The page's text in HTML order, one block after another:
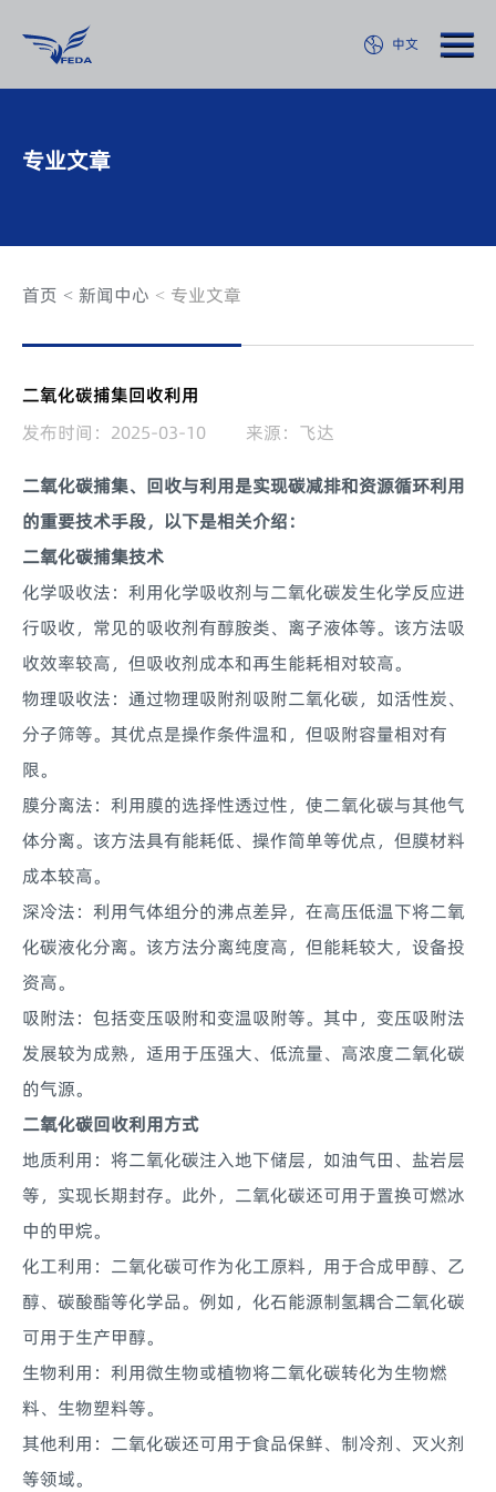
中文
专业文章
首页 新闻中心 专业文章
二氧化碳捕集回收利用
发布时间：2025-03-10
来源：飞达
二氧化碳捕集、回收与利用是实现碳减排和资源循环利用
的重要技术手段，以下是相关介绍：
二氧化碳捕集技术
化学吸收法：利用化学吸收剂与二氧化碳发生化学反应进
行吸收，常见的吸收剂有醇胺类、离子液体等。该方法吸
收效率较高，但吸收剂成本和再生能耗相对较高。
物理吸收法：通过物理吸附剂吸附二氧化碳，如活性炭、
分子筛等。其优点是操作条件温和，但吸附容量相对有
限。
膜分离法：利用膜的选择性透过性，使二氧化碳与其他气
体分离。该方法具有能耗低、操作简单等优点，但膜材料
成本较高。
深冷法：利用气体组分的沸点差异，在高压低温下将二氧
化碳液化分离。该方法分离纯度高，但能耗较大，设备投
资高。
吸附法：包括变压吸附和变温吸附等。其中，变压吸附法
发展较为成熟，适用于压强大、低流量、高浓度二氧化碳
的气源。
二氧化碳回收利用方式
地质利用：将二氧化碳注入地下储层，如油气田、盐岩层
等，实现长期封存。此外，二氧化碳还可用于置换可燃冰
中的甲烷。
化工利用：二氧化碳可作为化工原料，用于合成甲醇、乙
醇、碳酸酯等化学品。例如，化石能源制氢耦合二氧化碳
可用于生产甲醇。
生物利用：利用微生物或植物将二氧化碳转化为生物燃
料、生物塑料等。
其他利用：二氧化碳还可用于食品保鲜、制冷剂、灭火剂
等领域。